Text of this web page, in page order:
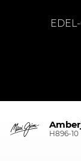
H896-10